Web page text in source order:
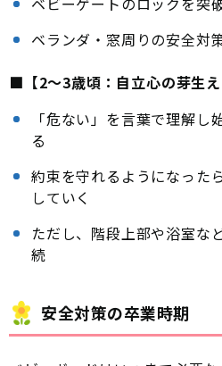
ベランダ・窓周りの安全対
■【2〜3歳頃：自立心の芽生え
「危ない」を言葉で理解し
る
約束を守れるようになった
していく
ただし、階段上部や浴室な
続
安全対策の卒業時期